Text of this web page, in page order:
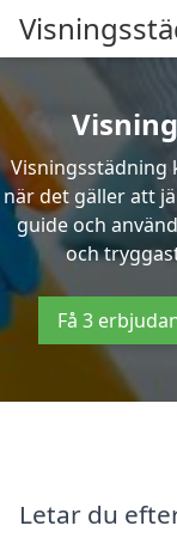
Visningsstädning
när det gäller att
guide och
och
Få 3
Letar du